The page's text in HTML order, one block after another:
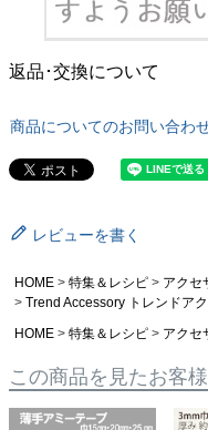
返品･交換について
商品についてのお問い合わ
レビューを書く
HOME 特集＆レシピ
アクセ
Trend Accessory トレンドア
HOME
特集＆レシピ アクセ
この商品を見たお客